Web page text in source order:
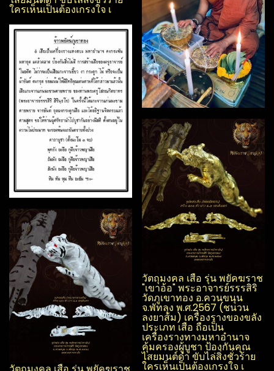
ใครเห็นเป็นต้องเกรงใจ เ
วัตถุมงคล เสือ รุ่น พยัคฆราช
"เขาอ้อ" พระอาจารย์รรร​สิริ​
วัดภูเขาทอง อ.ควนขนุน​
จ.พัทลุง​ พ.ศ.2567 (ชนวน
ลงยาส้ม) เครื่องรางของขลัง
ประเภท เสือ ถือเป็น
เครื่องรางทางมหาอำนาจ
คุ้มครองผู้บูชา ป้องกันคุณ
ไสย​มนต์ดำ ขับไล่สิ่งชั่วร้าย
ใครเห็นเป็นต้องเกรงใจ เ